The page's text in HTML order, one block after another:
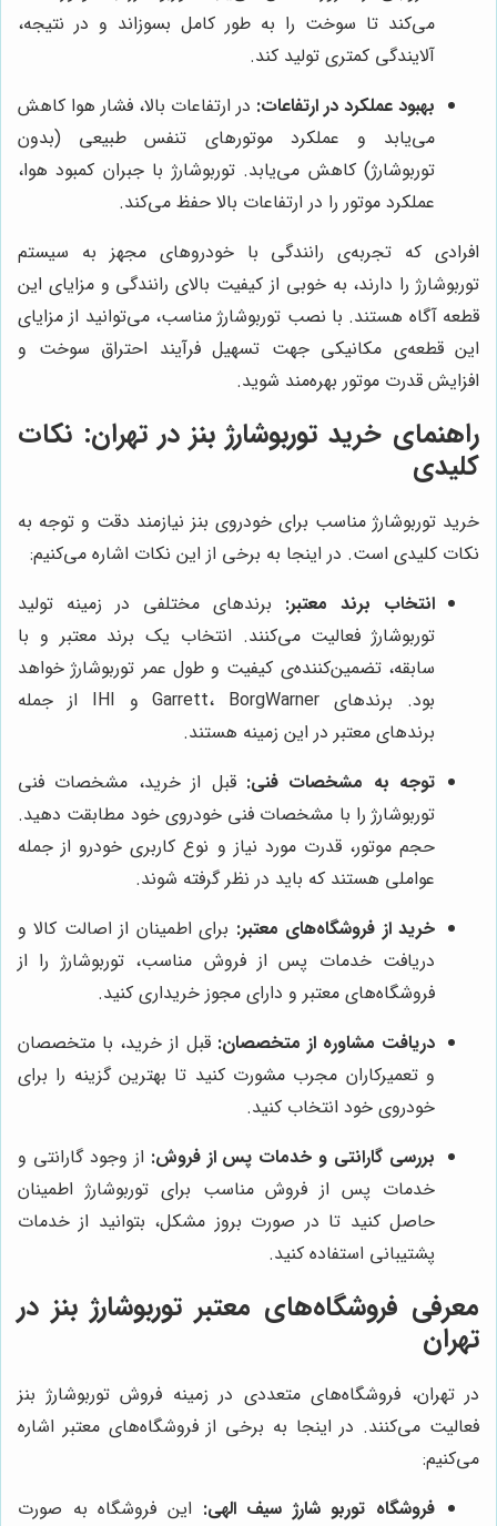
می‌کند تا سوخت را به طور کامل بسوزاند و در نتیجه،
آلایندگی کمتری تولید کند.
بهبود عملکرد در ارتفاعات: در ارتفاعات بالا، فشار هوا کاهش
می‌یابد و عملکرد موتورهای تنفس طبیعی (بدون
توربوشارژ) کاهش می‌یابد. توربوشارژ با جبران کمبود هوا،
عملکرد موتور را در ارتفاعات بالا حفظ می‌کند.
افرادی که تجربه‌ی رانندگی با خودروهای مجهز به سیستم
توربوشارژ را دارند، به خوبی از کیفیت بالای رانندگی و مزایای این
قطعه آگاه هستند. با نصب توربوشارژ مناسب، می‌توانید از مزایای
این قطعه‌ی مکانیکی جهت تسهیل فرآیند احتراق سوخت و
افزایش قدرت موتور بهره‌مند شوید.
راهنمای خرید توربوشارژ بنز در تهران: نکات
کلیدی
خرید توربوشارژ مناسب برای خودروی بنز نیازمند دقت و توجه به
نکات کلیدی است. در اینجا به برخی از این نکات اشاره می‌کنیم:
انتخاب برند معتبر: برندهای مختلفی در زمینه تولید
توربوشارژ فعالیت می‌کنند. انتخاب یک برند معتبر و با
سابقه، تضمین‌کننده‌ی کیفیت و طول عمر توربوشارژ خواهد
بود. برندهای Garrett، BorgWarner و IHI از جمله
برندهای معتبر در این زمینه هستند.
توجه به مشخصات فنی: قبل از خرید، مشخصات فنی
توربوشارژ را با مشخصات فنی خودروی خود مطابقت دهید.
حجم موتور، قدرت مورد نیاز و نوع کاربری خودرو از جمله
عواملی هستند که باید در نظر گرفته شوند.
خرید از فروشگاه‌های معتبر: برای اطمینان از اصالت کالا و
دریافت خدمات پس از فروش مناسب، توربوشارژ را از
فروشگاه‌های معتبر و دارای مجوز خریداری کنید.
دریافت مشاوره از متخصصان: قبل از خرید، با متخصصان
و تعمیرکاران مجرب مشورت کنید تا بهترین گزینه را برای
خودروی خود انتخاب کنید.
بررسی گارانتی و خدمات پس از فروش: از وجود گارانتی و
خدمات پس از فروش مناسب برای توربوشارژ اطمینان
حاصل کنید تا در صورت بروز مشکل، بتوانید از خدمات
پشتیبانی استفاده کنید.
معرفی فروشگاه‌های معتبر توربوشارژ بنز در
تهران
در تهران، فروشگاه‌های متعددی در زمینه فروش توربوشارژ بنز
فعالیت می‌کنند. در اینجا به برخی از فروشگاه‌های معتبر اشاره
می‌کنیم:
فروشگاه توربو شارژ سیف الهی: این فروشگاه به صورت